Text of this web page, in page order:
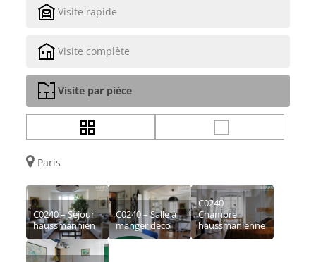
Visite rapide
Visite complète
Visite par pièce
Paris
C0240 – Séjour
haussmannien
C0240 – Salle à
manger déco
C0240 –
Chambre
haussmanienne